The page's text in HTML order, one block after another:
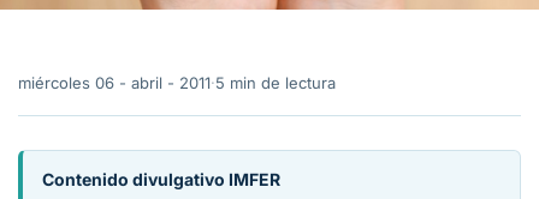
miércoles 06 - abril - 2011·5 min de lectura
Contenido divulgativo IMFER